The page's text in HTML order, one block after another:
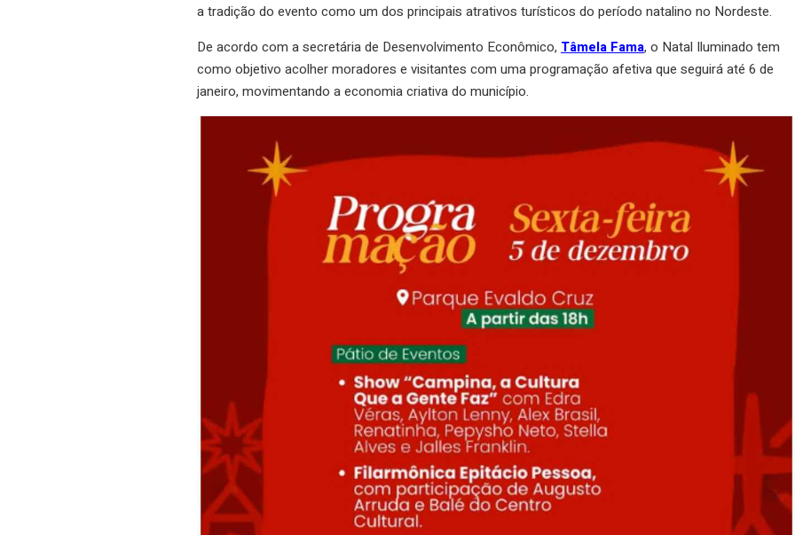
a tradição do evento como um dos principais atrativos turísticos do período natalino no Nordeste.
De acordo com a secretária de Desenvolvimento Econômico, Tâmela Fama, o Natal Iluminado tem
como objetivo acolher moradores e visitantes com uma programação afetiva que seguirá até 6 de
janeiro, movimentando a economia criativa do município.